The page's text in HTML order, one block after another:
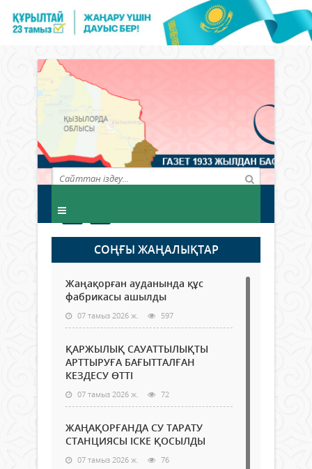
СОҢҒЫ ЖАҢАЛЫҚТАР
Жаңақорған ауданында құс
фабрикасы ашылды
07 тамыз 2026 ж. 597
ҚАРЖЫЛЫҚ САУАТТЫЛЫҚТЫ
АРТТЫРУҒА БАҒЫТТАЛҒАН
КЕЗДЕСУ ӨТТІ
07 тамыз 2026 ж. 72
ЖАҢАҚОРҒАНДА СУ ТАРАТУ
СТАНЦИЯСЫ ІСКЕ ҚОСЫЛДЫ
07 тамыз 2026 ж. 76